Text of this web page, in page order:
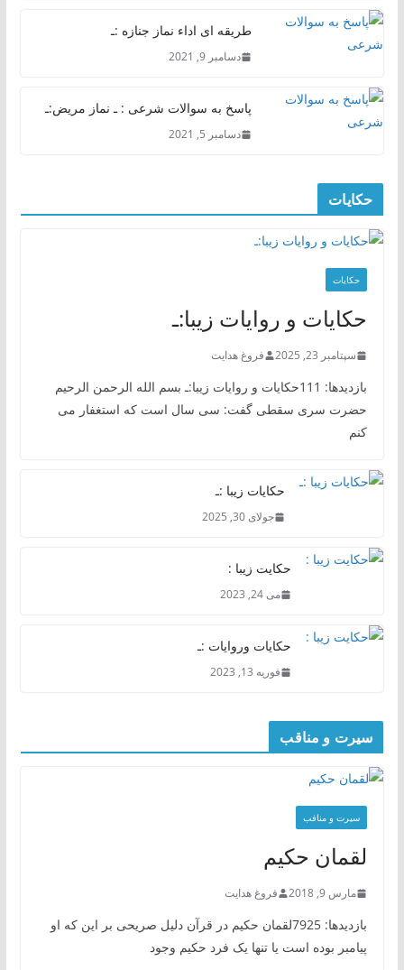
طریقه ای اداء نماز جنازه :ـ
دسامبر 9, 2021
پاسخ به سوالات شرعی : ـ نماز مریض:ـ
دسامبر 5, 2021
حکایات
حکایات
حکایات و روایات زیبا:ـ
سپتامبر 23, 2025 فروغ هدایت
بازدیدها: 111حکایات و روایات زیبا:ـ بسم الله الرحمن الرحیم
حضرت سری سقطی گفت: سی سال است که استغفار می
کنم
حکایات زیبا :ـ
جولای 30, 2025
حکایت زیبا :
می 24, 2023
حکایات وروایات :ـ
فوریه 13, 2023
سیرت و مناقب
سیرت و منافب
لقمان حکیم
مارس 9, 2018 فروغ هدایت
بازدیدها: 7925لقمان حکیم در قرآن دلیل صریحی بر این که او
پیامبر بوده است یا تنها یک فرد حکیم وجود